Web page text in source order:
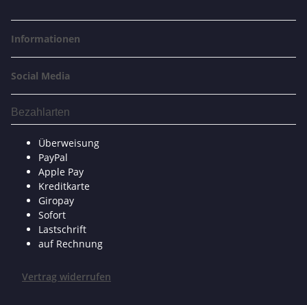
Informationen
Social Media
Bezahlarten
Überweisung
PayPal
Apple Pay
Kreditkarte
Giropay
Sofort
Lastschrift
auf Rechnung
Vertrag widerrufen